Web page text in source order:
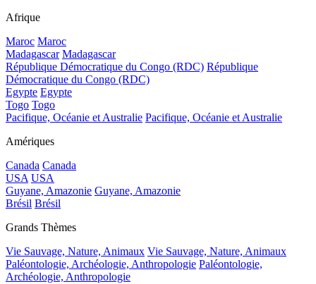
Afrique
Maroc Maroc
Madagascar Madagascar
République Démocratique du Congo (RDC) République
Démocratique du Congo (RDC)
Egypte Egypte
Togo Togo
Pacifique, Océanie et Australie Pacifique, Océanie et Australie
Amériques
Canada Canada
USA USA
Guyane, Amazonie Guyane, Amazonie
Brésil Brésil
Grands Thèmes
Vie Sauvage, Nature, Animaux Vie Sauvage, Nature, Animaux
Paléontologie, Archéologie, Anthropologie Paléontologie,
Archéologie, Anthropologie